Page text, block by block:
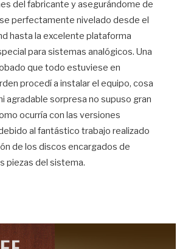
del fabricante y asegurándome de
perfectamente nivelado desde el
hasta la excelente plataforma
para sistemas analógicos. Una
que todo estuviese en
procedí a instalar el equipo, cosa
agradable sorpresa no supuso gran
ocurría con las versiones
al fantástico trabajo realizado
de los discos encargados de
piezas del sistema.